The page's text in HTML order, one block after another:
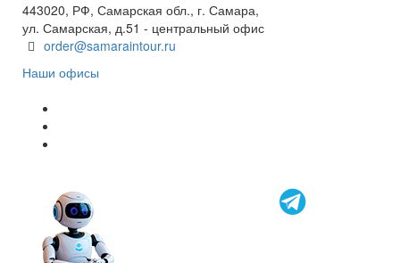
443020, РФ, Самарская обл., г. Самара,
ул. Самарская, д.51 - центральный офис
order@samaraintour.ru
Наши офисы